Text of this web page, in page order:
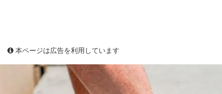
本ページは広告を利用しています